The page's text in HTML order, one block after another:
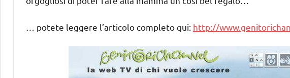
… potete leggere l’articolo completo qui: http://